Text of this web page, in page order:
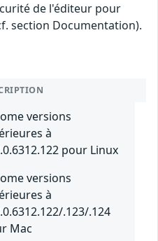
de l'éditeur pour
section Documentation).
versions
à
pour Linux
versions
à
.123/.124
Mac